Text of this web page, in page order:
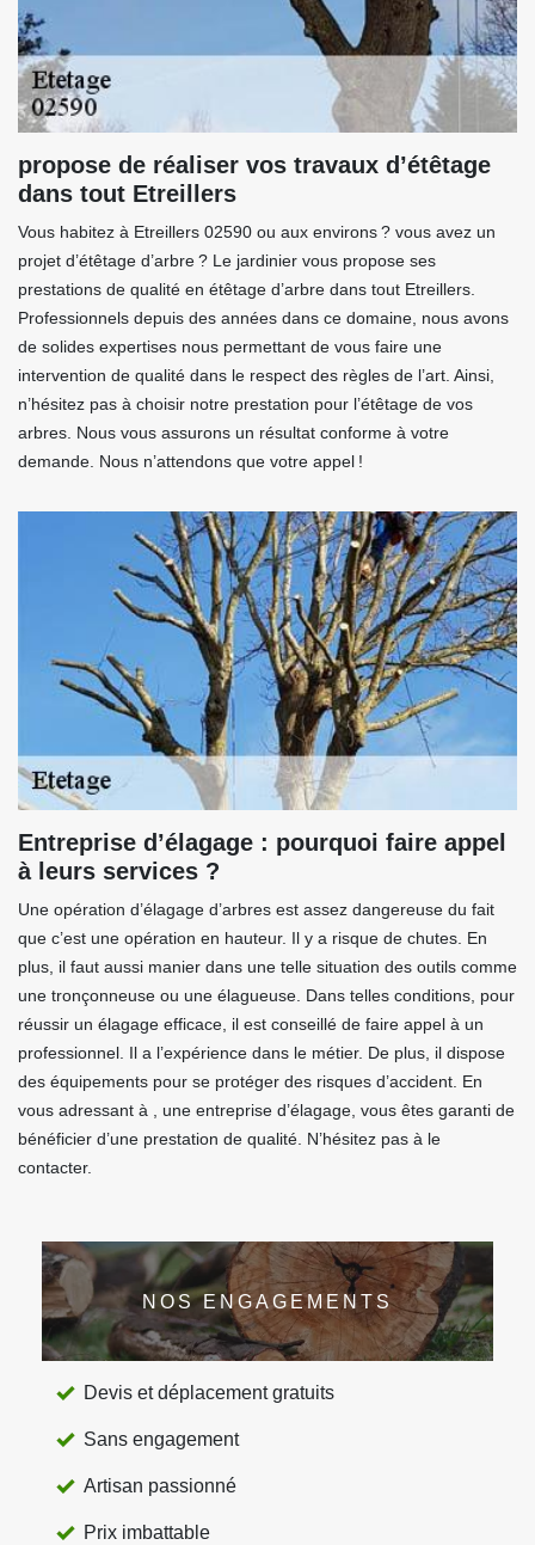
propose de réaliser vos travaux d’étêtage
dans tout Etreillers
Vous habitez à Etreillers 02590 ou aux environs ? vous avez un
projet d’étêtage d’arbre ? Le jardinier vous propose ses
prestations de qualité en étêtage d’arbre dans tout Etreillers.
Professionnels depuis des années dans ce domaine, nous avons
de solides expertises nous permettant de vous faire une
intervention de qualité dans le respect des règles de l’art. Ainsi,
n’hésitez pas à choisir notre prestation pour l’étêtage de vos
arbres. Nous vous assurons un résultat conforme à votre
demande. Nous n’attendons que votre appel !
Entreprise d’élagage : pourquoi faire appel
à leurs services ?
Une opération d’élagage d’arbres est assez dangereuse du fait
que c’est une opération en hauteur. Il y a risque de chutes. En
plus, il faut aussi manier dans une telle situation des outils comme
une tronçonneuse ou une élagueuse. Dans telles conditions, pour
réussir un élagage efficace, il est conseillé de faire appel à un
professionnel. Il a l’expérience dans le métier. De plus, il dispose
des équipements pour se protéger des risques d’accident. En
vous adressant à , une entreprise d’élagage, vous êtes garanti de
bénéficier d’une prestation de qualité. N’hésitez pas à le
contacter.
NOS ENGAGEMENTS
Devis et déplacement gratuits
Sans engagement
Artisan passionné
Prix imbattable